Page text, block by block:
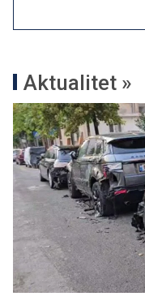
Aktualitet »